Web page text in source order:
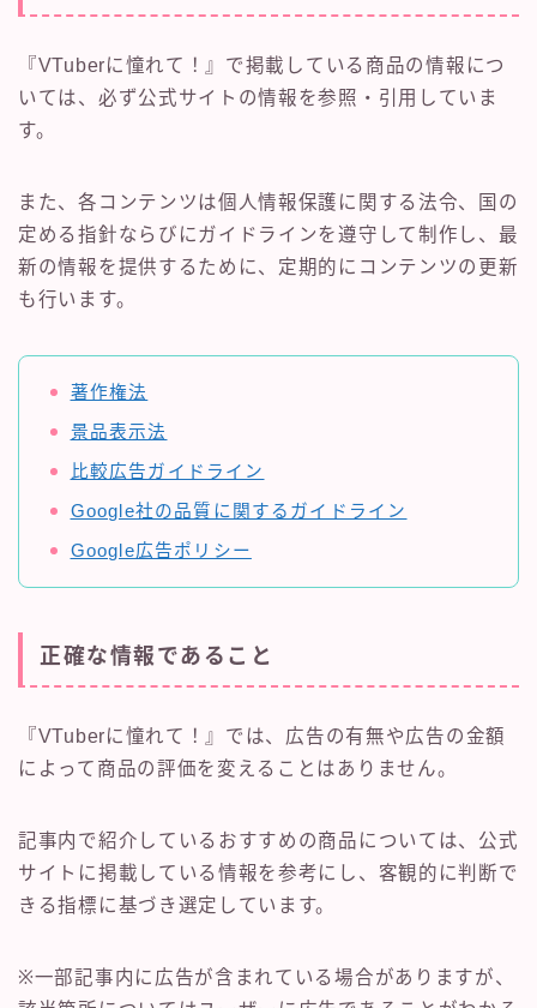
『VTuberに憧れて！』で掲載している商品の情報につ
いては、必ず公式サイトの情報を参照・引用していま
す。
また、各コンテンツは個人情報保護に関する法令、国の
定める指針ならびにガイドラインを遵守して制作し、最
新の情報を提供するために、定期的にコンテンツの更新
も行います。
著作権法
景品表示法
比較広告ガイドライン
Google社の品質に関するガイドライン
Google広告ポリシー
正確な情報であること
『VTuberに憧れて！』では、広告の有無や広告の金額
によって商品の評価を変えることはありません。
記事内で紹介しているおすすめの商品については、公式
サイトに掲載している情報を参考にし、客観的に判断で
きる指標に基づき選定しています。
※一部記事内に広告が含まれている場合がありますが、